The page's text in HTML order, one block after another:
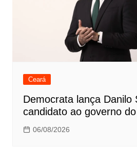
Ceará
Democrata lança Danilo
candidato ao governo
06/08/2026